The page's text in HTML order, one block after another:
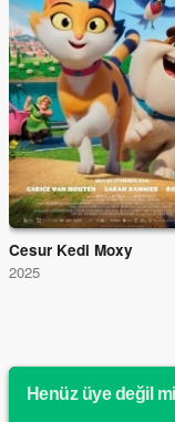
Cesur Kedi Moxy
2025
Henüz üye değil